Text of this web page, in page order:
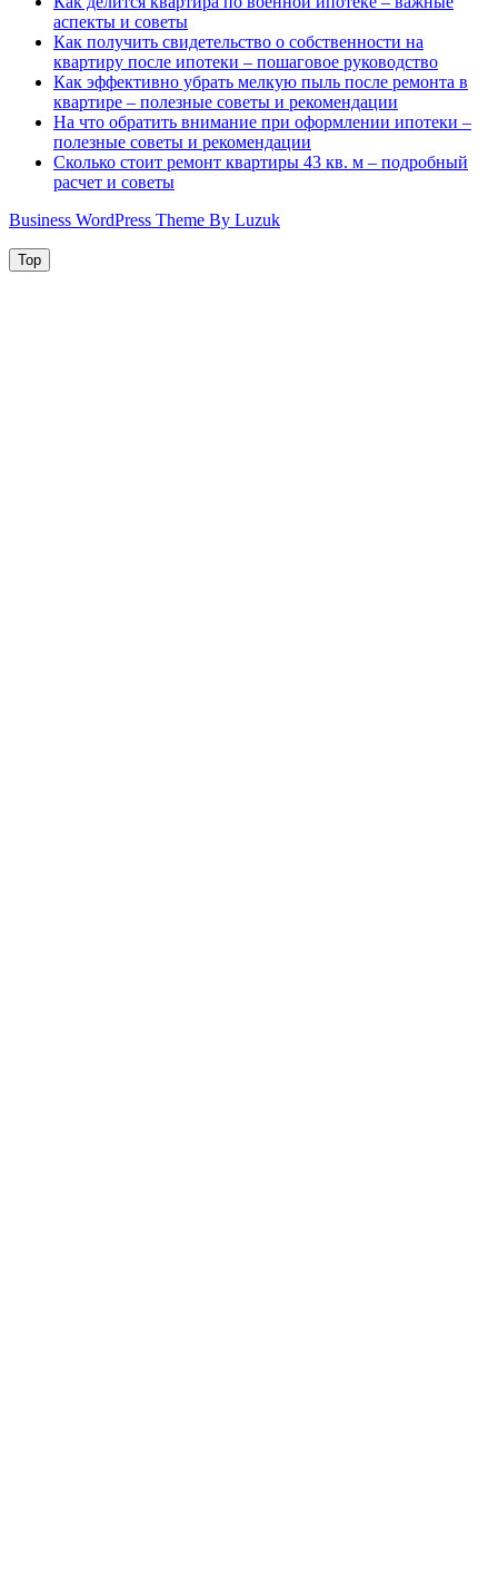
аспекты и советы
Как получить свидетельство о собственности на
квартиру после ипотеки – пошаговое руководство
Как эффективно убрать мелкую пыль после ремонта в
квартире – полезные советы и рекомендации
На что обратить внимание при оформлении ипотеки –
полезные советы и рекомендации
Сколько стоит ремонт квартиры 43 кв. м – подробный
расчет и советы
Business WordPress Theme By Luzuk
Top